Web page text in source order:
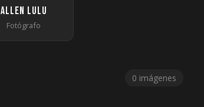
Allen Lulu
Fotógrafo
0 imágenes